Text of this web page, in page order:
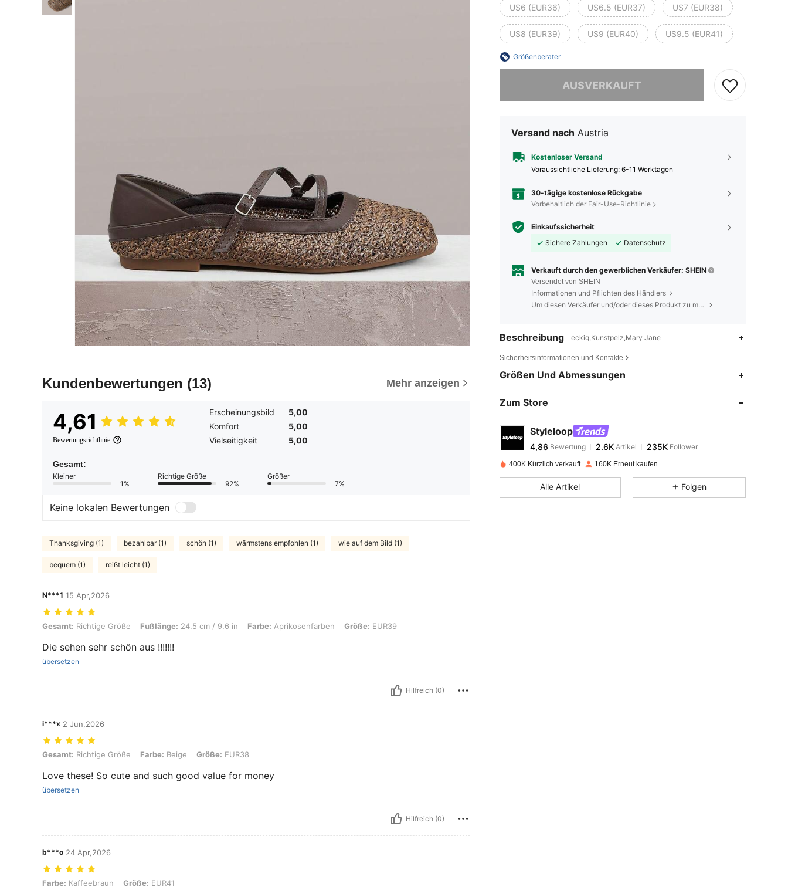
Kundenbewertungen (13) Mehr anzeigen
4,61
Bewertungsrichtlinie
Erscheinungsbild
5,00
Komfort
5,00
Vielseitigkeit
5,00
Gesamt:
Kleiner
1%
Richtige Größe
92%
Größer
7%
Keine lokalen Bewertungen
Thanksgiving (1) bezahlbar (1) schön (1) wärmstens empfohlen (1) wie auf dem Bild (1)
bequem (1) reißt leicht (1)
N***1 15 Apr,2026
Gesamt: Richtige Größe, Fußlänge: 24.5 cm / 9.6 in, Farbe: Aprikosenfarben, Größe: EUR39
Gesamt: Richtige Größe Fußlänge: 24.5 cm / 9.6 in Farbe: Aprikosenfarben Größe: EUR39
Die sehen sehr schön aus !!!!!!!
übersetzen
Hilfreich (0)
i***x 2 Jun,2026
Gesamt: Richtige Größe, Farbe: Beige, Größe: EUR38
Gesamt: Richtige Größe Farbe: Beige Größe: EUR38
Love these! So cute and such good value for money
übersetzen
Hilfreich (0)
b***o 24 Apr,2026
Farbe: Kaffeebraun, Größe: EUR41
Farbe: Kaffeebraun Größe: EUR41
US6 (EUR36) US6.5 (EUR37) US7 (EUR38)
US8 (EUR39) US9 (EUR40) US9.5 (EUR41)
Größenberater
AUSVERKAUFT
Versand nach Austria
Kostenloser Versand
Voraussichtliche Lieferung: 6-11 Werktagen
30-tägige kostenlose Rückgabe
Vorbehaltlich der Fair-Use-Richtlinie
Einkaufssicherheit
Sichere Zahlungen
Datenschutz
Verkauft durch den gewerblichen Verkäufer: SHEIN
Versendet von SHEIN
Informationen und Pflichten des Händlers
Um diesen Verkäufer und/oder dieses Produkt zu melden
Beschreibung eckig,Kunstpelz,Mary Jane
Sicherheitsinformationen und Kontakte
Größen Und Abmessungen
Zum Store
Styleloop
4,86
4,86 Bewertung 2.6K
s***sbezahltVor 1 Tag
400K Kürzlich verkauft 160K Erneut kaufen
Alle Artikel Folgen